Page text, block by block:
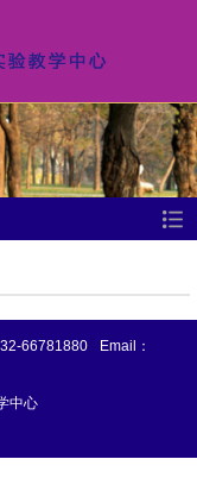
66781880
Email：
中心